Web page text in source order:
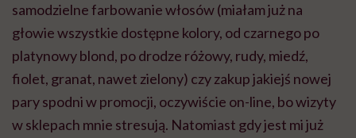
samodzielne farbowanie włosów (miałam już na
głowie wszystkie dostępne kolory, od czarnego po
platynowy blond, po drodze różowy, rudy, miedź,
fiolet, granat, nawet zielony) czy zakup jakiejś nowej
pary spodni w promocji, oczywiście on-line, bo wizyty
w sklepach mnie stresują. Natomiast gdy jest mi już